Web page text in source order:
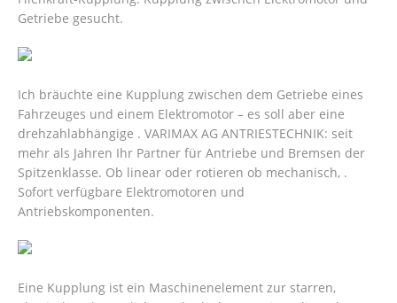
Getriebe gesucht.
Ich bräuchte eine Kupplung zwischen dem Getriebe eines
Fahrzeuges und einem Elektromotor – es soll aber eine
drehzahlabhängige . VARIMAX AG ANTRIESTECHNIK: seit
mehr als Jahren Ihr Partner für Antriebe und Bremsen der
Spitzenklasse. Ob linear oder rotieren ob mechanisch, .
Sofort verfügbare Elektromotoren und
Antriebskomponenten.
Eine Kupplung ist ein Maschinenelement zur starren,